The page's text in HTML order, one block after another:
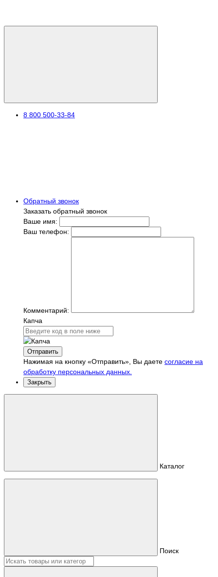
8 800 500-33-84
Обратный звонок
Заказать обратный звонок
Ваше имя:
Ваш телефон:
Комментарий:
Капча
Отправить
Нажимая на кнопку «Отправить», Вы даете согласие на
обработку персональных данных.
Закрыть
Каталог
Поиск